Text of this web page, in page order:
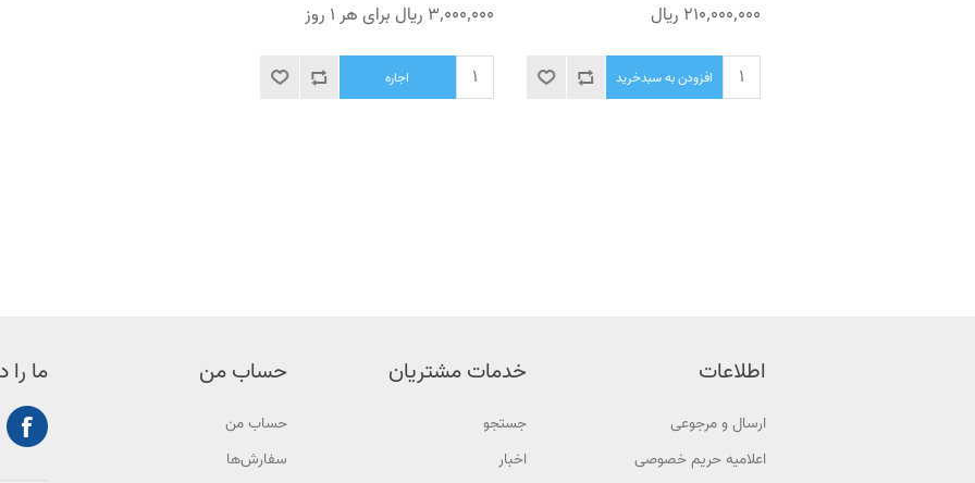
210٬000٬000 ریال
افزودن به سبدخرید
3٬000٬000 ریال برای هر 1 روز
اجاره
اطلاعات
ارسال و مرجوعی
اعلامیه حریم خصوصی
خدمات مشتریان
جستجو
اخبار
حساب من
حساب من
سفارش‌ها
ما را